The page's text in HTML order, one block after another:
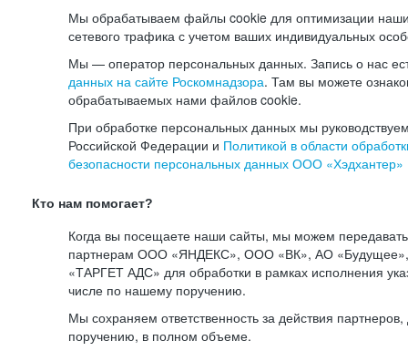
Мы обрабатываем файлы cookie для оптимизации
сетевого трафика с учетом ваших индивидуальных
Мы — оператор персональных данных. Запись о нас
данных на сайте Роскомнадзора. Там вы можете
обрабатываемых нами файлов cookie.
При обработке персональных данных мы
Российской Федерации и Политикой в области
безопасности персональных данных ООО «Хэдхантер»
Кто нам помогает?
Когда вы посещаете наши сайты, мы можем
партнерам ООО «ЯНДЕКС», ООО «ВК», АО
«ТАРГЕТ АДС» для обработки в рамках исполнения
числе по нашему поручению.
Мы сохраняем ответственность за действия
поручению, в полном объеме.